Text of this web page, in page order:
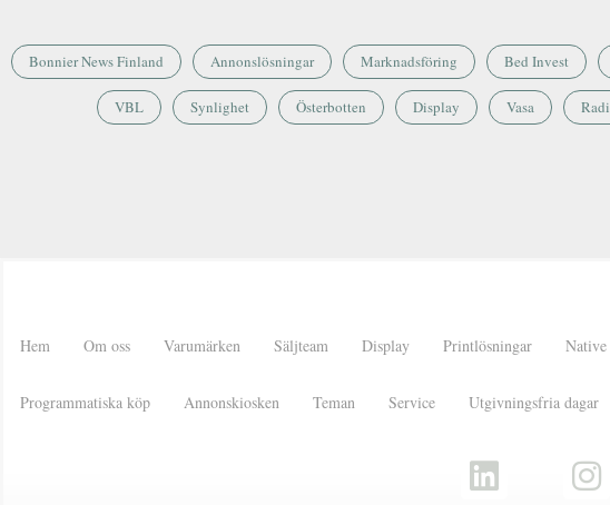
Bonnier News Finland Annonslösningar Marknadsföring Bed Invest
VBL Synlighet Österbotten Display Vasa
Hem Om oss Varumärken Säljteam Display Printlösningar Native
Programmatiska köp Annonskiosken Teman Service Utgivningsfria dagar